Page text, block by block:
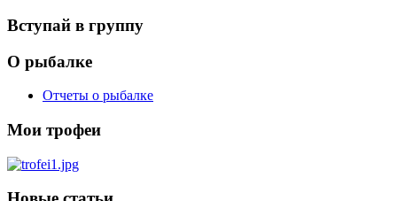
Вступай в группу
О рыбалке
Отчеты о рыбалке
Мои трофеи